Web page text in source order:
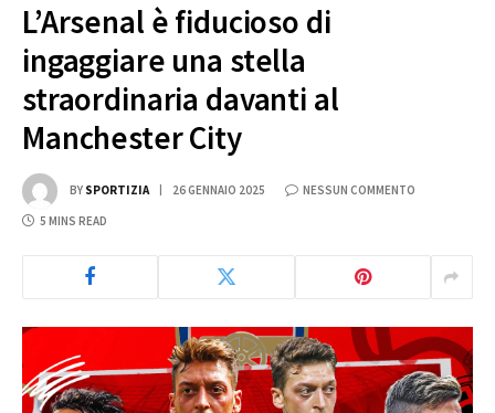
L’Arsenal è fiducioso di
ingaggiare una stella
straordinaria davanti al
Manchester City
BY SPORTIZIA 26 GENNAIO 2025 NESSUN COMMENTO
5 MINS READ